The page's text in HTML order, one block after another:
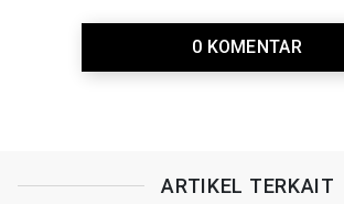
0 KOMENTAR
ARTIKEL TERKAIT